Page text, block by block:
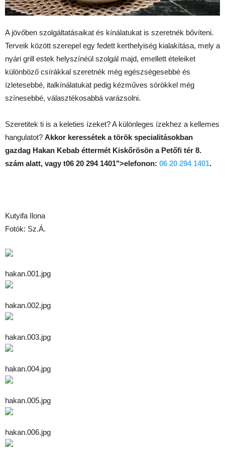
A jövőben szolgáltatásaikat és kínálatukat is szeretnék bővíteni.
Terveik között szerepel egy fedett kerthelyiség kialakítása, mely a
nyári grill estek helyszínéül szolgál majd, emellett ételeiket
különböző csírákkal szeretnék még egészségesebbé és
ízletesebbé, italkínálatukat pedig kézműves sörökkel még
színesebbé, választékosabbá varázsolni.
Szeretitek ti is a keleties ízeket? A különleges ízekhez a kellemes
hangulatot? Akkor keressétek a török specialitásokban
gazdag Hakan Kebab éttermét Kiskőrösön a Petőfi tér 8.
szám alatt, vagy t06 20 294 1401">elefonon: 06 20 294 1401.
Kutyifa Ilona
Fotók: Sz.Á.
hakan.001.jpg
hakan.002.jpg
hakan.003.jpg
hakan.004.jpg
hakan.005.jpg
hakan.006.jpg